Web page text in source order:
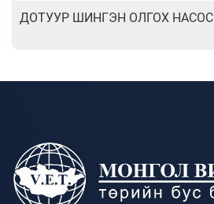
ДОТУУР ШИНГЭН ОЛГОХ НАСОС